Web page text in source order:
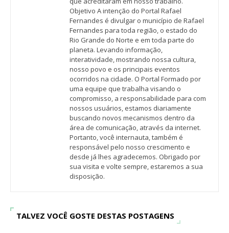
Objetivo A intenção do Portal Rafael
Fernandes é divulgar o município de Rafael
Fernandes para toda região, o estado do
Rio Grande do Norte e em toda parte do
planeta. Levando informação,
interatividade, mostrando nossa cultura,
nosso povo e os principais eventos
ocorridos na cidade. O Portal Formado por
uma equipe que trabalha visando o
compromisso, a responsabilidade para com
nossos usuários, estamos diariamente
buscando novos mecanismos dentro da
área de comunicação, através da internet.
Portanto, você internauta, também é
responsável pelo nosso crescimento e
desde já lhes agradecemos. Obrigado por
sua visita e volte sempre, estaremos a sua
disposição.
TALVEZ VOCÊ GOSTE DESTAS POSTAGENS